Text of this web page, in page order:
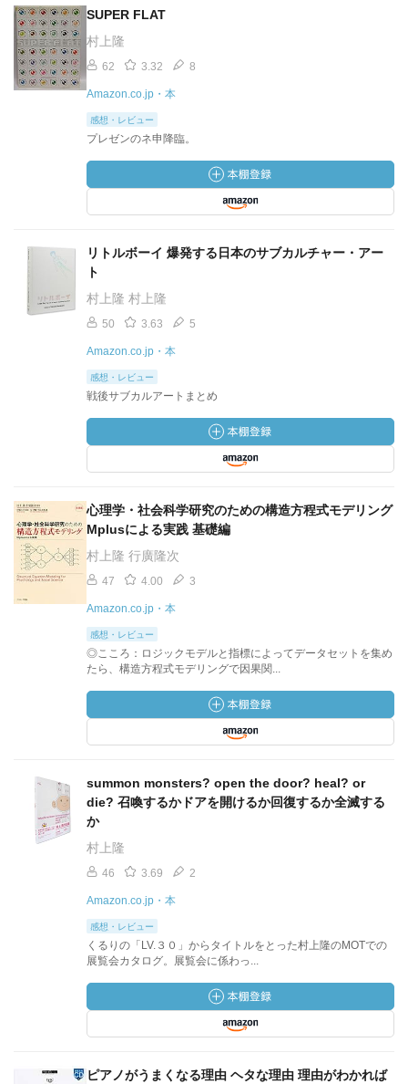
SUPER FLAT
村上隆
62 3.32 8
Amazon.co.jp・本
感想・レビュー
プレゼンのネ申降臨。
リトルボーイ 爆発する日本のサブカルチャー・アー
ト
村上隆 村上隆
50 3.63 5
Amazon.co.jp・本
感想・レビュー
戦後サブカルアートまとめ
心理学・社会科学研究のための構造方程式モデリング
Mplusによる実践 基礎編
村上隆 行廣隆次
47 4.00 3
Amazon.co.jp・本
感想・レビュー
◎こころ：ロジックモデルと指標によってデータセットを集め
たら、構造方程式モデリングで因果関...
summon monsters? open the door? heal? or
die? 召喚するかドアを開けるか回復するか全滅する
か
村上隆
46 3.69 2
Amazon.co.jp・本
感想・レビュー
くるりの「LV.３０」からタイトルをとった村上隆のMOTでの
展覧会カタログ。展覧会に係わっ...
ピアノがうまくなる理由 ヘタな理由 理由がわかれば